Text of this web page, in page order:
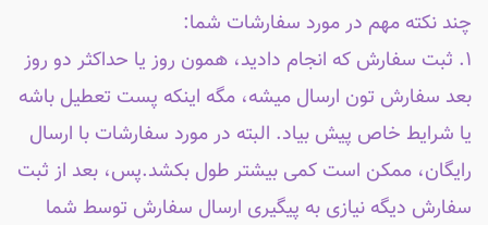
چند نکته مهم در مورد سفارشات شما:
۱. ثبت سفارش که انجام دادید، همون روز یا حداکثر دو روز
بعد سفارش تون ارسال میشه، مگه اینکه پست تعطیل باشه
یا شرایط خاص پیش بیاد. البته در مورد سفارشات با ارسال
رایگان، ممکن است کمی بیشتر طول بکشد.پس، بعد از ثبت
سفارش دیگه نیازی به پیگیری ارسال سفارش توسط شما